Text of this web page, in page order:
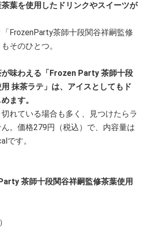
葉を使用したドリンクやスイーツが
FrozenParty茶師十段関谷祥嗣監修
そのひとつ。
味わえる「Frozen Party 茶師十段
抹茶ラテ」は、アイスとしてもド
ます。
れている場合も多く、見つけたらラ
。価格279円（税込）で、内容量は
です。
茶師十段関谷祥嗣監修茶葉使用